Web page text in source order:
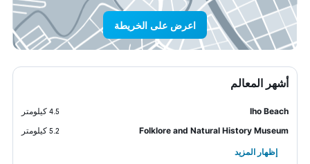
اعرض على الخريطة
أشهر المعالم
Iho Beach
4.5 كيلومتر
Folklore and Natural History Museum
5.2 كيلومتر
إظهار المزيد